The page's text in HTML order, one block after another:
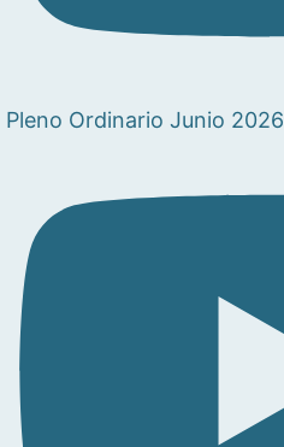
Pleno Ordinario Junio 2026